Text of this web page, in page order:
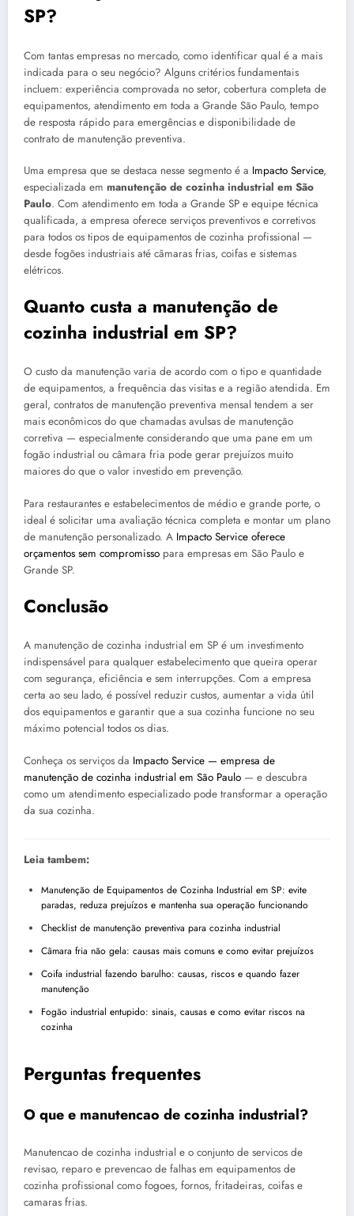
SP?
Com tantas empresas no mercado, como identificar qual é a mais
indicada para o seu negócio? Alguns critérios fundamentais
incluem: experiência comprovada no setor, cobertura completa de
equipamentos, atendimento em toda a Grande São Paulo, tempo
de resposta rápido para emergências e disponibilidade de
contrato de manutenção preventiva.
Uma empresa que se destaca nesse segmento é a Impacto Service,
especializada em manutenção de cozinha industrial em São
Paulo. Com atendimento em toda a Grande SP e equipe técnica
qualificada, a empresa oferece serviços preventivos e corretivos
para todos os tipos de equipamentos de cozinha profissional —
desde fogões industriais até câmaras frias, coifas e sistemas
elétricos.
Quanto custa a manutenção de
cozinha industrial em SP?
O custo da manutenção varia de acordo com o tipo e quantidade
de equipamentos, a frequência das visitas e a região atendida. Em
geral, contratos de manutenção preventiva mensal tendem a ser
mais econômicos do que chamadas avulsas de manutenção
corretiva — especialmente considerando que uma pane em um
fogão industrial ou câmara fria pode gerar prejuízos muito
maiores do que o valor investido em prevenção.
Para restaurantes e estabelecimentos de médio e grande porte, o
ideal é solicitar uma avaliação técnica completa e montar um plano
de manutenção personalizado. A Impacto Service oferece
orçamentos sem compromisso para empresas em São Paulo e
Grande SP.
Conclusão
A manutenção de cozinha industrial em SP é um investimento
indispensável para qualquer estabelecimento que queira operar
com segurança, eficiência e sem interrupções. Com a empresa
certa ao seu lado, é possível reduzir custos, aumentar a vida útil
dos equipamentos e garantir que a sua cozinha funcione no seu
máximo potencial todos os dias.
Conheça os serviços da Impacto Service — empresa de
manutenção de cozinha industrial em São Paulo — e descubra
como um atendimento especializado pode transformar a operação
da sua cozinha.
Leia tambem:
Manutenção de Equipamentos de Cozinha Industrial em SP: evite
paradas, reduza prejuízos e mantenha sua operação funcionando
Checklist de manutenção preventiva para cozinha industrial
Câmara fria não gela: causas mais comuns e como evitar prejuízos
Coifa industrial fazendo barulho: causas, riscos e quando fazer
manutenção
Fogão industrial entupido: sinais, causas e como evitar riscos na
cozinha
Perguntas frequentes
O que e manutencao de cozinha industrial?
Manutencao de cozinha industrial e o conjunto de servicos de
revisao, reparo e prevencao de falhas em equipamentos de
cozinha profissional como fogoes, fornos, fritadeiras, coifas e
camaras frias.